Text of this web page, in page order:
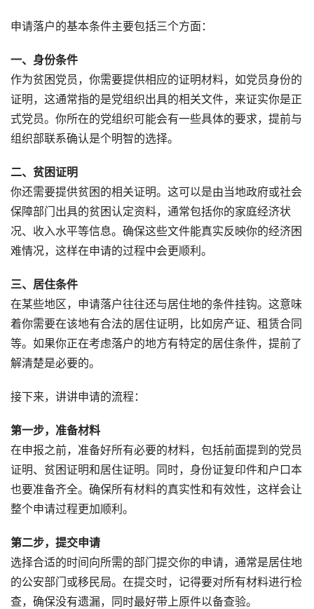
申请落户的基本条件主要包括三个方面：
一、身份条件
作为贫困党员，你需要提供相应的证明材料，如党员身份的
证明，这通常指的是党组织出具的相关文件，来证实你是正
式党员。你所在的党组织可能会有一些具体的要求，提前与
组织部联系确认是个明智的选择。
二、贫困证明
你还需要提供贫困的相关证明。这可以是由当地政府或社会
保障部门出具的贫困认定资料，通常包括你的家庭经济状
况、收入水平等信息。确保这些文件能真实反映你的经济困
难情况，这样在申请的过程中会更顺利。
三、居住条件
在某些地区，申请落户往往还与居住地的条件挂钩。这意味
着你需要在该地有合法的居住证明，比如房产证、租赁合同
等。如果你正在考虑落户的地方有特定的居住条件，提前了
解清楚是必要的。
接下来，讲讲申请的流程：
第一步，准备材料
在申报之前，准备好所有必要的材料，包括前面提到的党员
证明、贫困证明和居住证明。同时，身份证复印件和户口本
也要准备齐全。确保所有材料的真实性和有效性，这样会让
整个申请过程更加顺利。
第二步，提交申请
选择合适的时间向所需的部门提交你的申请，通常是居住地
的公安部门或移民局。在提交时，记得要对所有材料进行检
查，确保没有遗漏，同时最好带上原件以备查验。